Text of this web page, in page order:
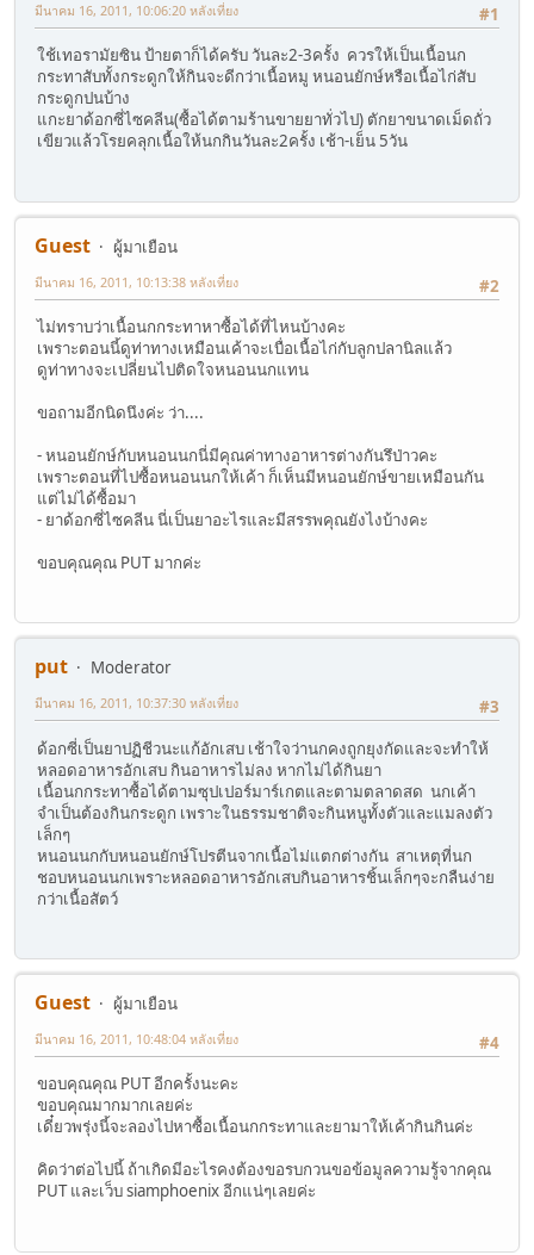
#1
มีนาคม 16, 2011, 10:06:20 หลังเที่ยง
ใช้เทอรามัยซิน ป้ายตาก็ได้ครับ วันละ2-3ครั้ง ควรให้เป็นเนื้อนก
กระทาสับทั้งกระดูกให้กินจะดีกว่าเนื้อหมู หนอนยักษ์หรือเนื้อไก่สับ
กระดูกปนบ้าง
แกะยาด้อกซี่ไซคลีน(ซื้อได้ตามร้านขายยาทั่วไป) ตักยาขนาดเม็ดถั่ว
เขียวแล้วโรยคลุกเนื้อให้นกกินวันละ2ครั้ง เช้า-เย็น 5วัน
Guest
ผู้มาเยือน
#2
มีนาคม 16, 2011, 10:13:38 หลังเที่ยง
ไม่ทราบว่าเนื้อนกกระทาหาซื้อได้ที่ไหนบ้างคะ
เพราะตอนนี้ดูท่าทางเหมือนเค้าจะเบื่อเนื้อไก่กับลูกปลานิลแล้ว
ดูท่าทางจะเปลี่ยนไปติดใจหนอนนกแทน
ขอถามอีกนิดนึงค่ะ ว่า....
- หนอนยักษ์กับหนอนนกนี่มีคุณค่าทางอาหารต่างกันรึป่าวคะ
เพราะตอนที่ไปซื้อหนอนนกให้เค้า ก็เห็นมีหนอนยักษ์ขายเหมือนกัน
แต่ไม่ได้ซื้อมา
- ยาด้อกซี่ไซคลีน นี่เป็นยาอะไรและมีสรรพคุณยังไงบ้างคะ
ขอบคุณคุณ PUT มากค่ะ
put
Moderator
#3
มีนาคม 16, 2011, 10:37:30 หลังเที่ยง
ด้อกซี่เป็นยาปฏิชีวนะแก้อักเสบ เช้าใจว่านกคงถูกยุงกัดและจะทำให้
หลอดอาหารอักเสบ กินอาหารไม่ลง หากไม่ได้กินยา
เนื้อนกกระทาซื้อได้ตามซุปเปอร์มาร์เกตและตามตลาดสด นกเค้า
จำเป็นต้องกินกระดูก เพราะในธรรมชาติจะกินหนูทั้งตัวและแมลงตัว
เล็กๆ
หนอนนกกับหนอนยักษ์โปรตีนจากเนื้อไม่แตกต่างกัน สาเหตุที่นก
ชอบหนอนนกเพราะหลอดอาหารอักเสบกินอาหารชิ้นเล็กๆจะกลืนง่าย
กว่าเนื้อสัตว์
Guest
ผู้มาเยือน
#4
มีนาคม 16, 2011, 10:48:04 หลังเที่ยง
ขอบคุณคุณ PUT อีกครั้งนะคะ
ขอบคุณมากมากเลยค่ะ
เดี๋ยวพรุ่งนี้จะลองไปหาซื้อเนื้อนกกระทาและยามาให้เค้ากินกินค่ะ
คิดว่าต่อไปนี้ ถ้าเกิดมีอะไรคงต้องขอรบกวนขอข้อมูลความรู้จากคุณ
PUT และเว็บ siamphoenix อีกแน่ๆเลยค่ะ